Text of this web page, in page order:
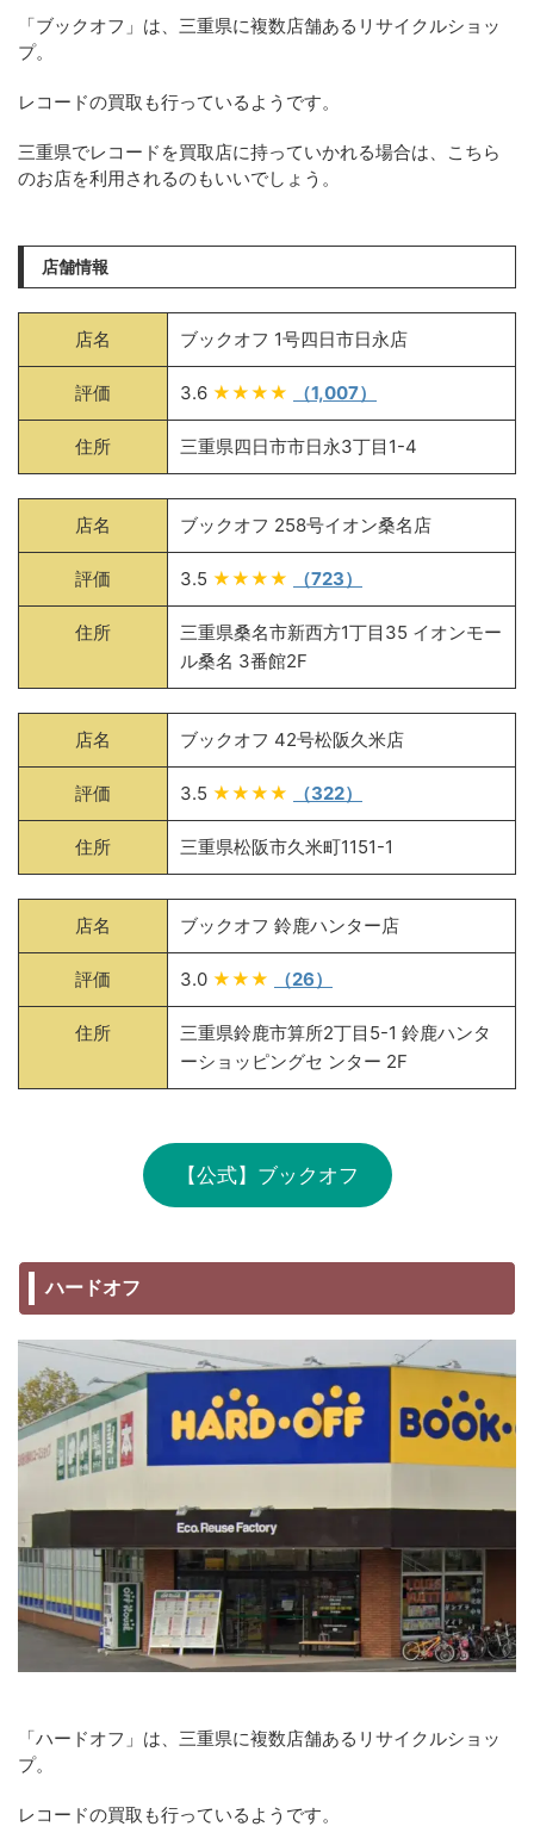
「ブックオフ」は、三重県に複数店舗あるリサイクルショッ
プ。
レコードの買取も行っているようです。
三重県でレコードを買取店に持っていかれる場合は、こちら
のお店を利用されるのもいいでしょう。
店舗情報
店名 ブックオフ 1号四日市日永店
評価 3.6 ★★★★ （1,007）
住所 三重県四日市市日永3丁目1-4
店名 ブックオフ 258号イオン桑名店
評価 3.5 ★★★★ （723）
住所
三重県桑名市新西方1丁目35 イオンモー
ル桑名 3番館2F
店名 ブックオフ 42号松阪久米店
評価 3.5 ★★★★ （322）
住所 三重県松阪市久米町1151-1
店名 ブックオフ 鈴鹿ハンター店
評価 3.0 ★★★ （26）
住所
三重県鈴鹿市算所2丁目5-1 鈴鹿ハンタ
ーショッピングセ ンター 2F
【公式】ブックオフ
ハードオフ
「ハードオフ」は、三重県に複数店舗あるリサイクルショッ
プ。
レコードの買取も行っているようです。